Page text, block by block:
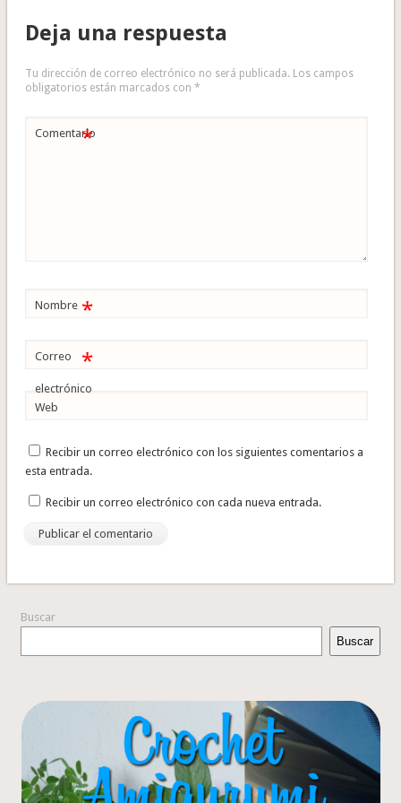
Deja una respuesta
Tu dirección de correo electrónico no será publicada. Los campos
obligatorios están marcados con *
Comentario
*
Nombre *
Correo
electrónico
*
Web
Recibir un correo electrónico con los siguientes comentarios a
esta entrada.
Recibir un correo electrónico con cada nueva entrada.
Buscar
Buscar